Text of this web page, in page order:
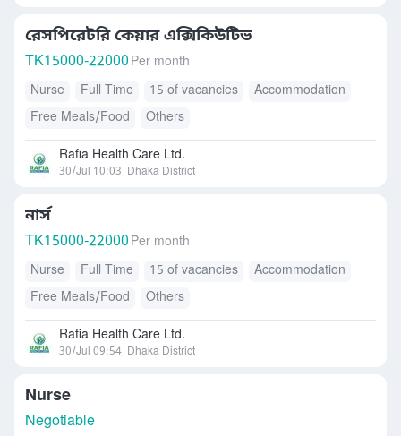
রেসপিরেটরি কেয়ার এক্সিকিউটিভ
TK15000-22000 Per month
Nurse
Full Time 15 of vacancies
Accommodation
Free Meals/Food
Others
Rafia Health Care Ltd.
30/Jul 10:03 Dhaka District
নার্স
TK15000-22000 Per month
Nurse
Full Time 15 of vacancies
Accommodation
Free Meals/Food
Others
Rafia Health Care Ltd.
30/Jul 09:54 Dhaka District
Nurse
Negotiable